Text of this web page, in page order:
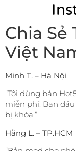
Chia Sẻ
Việt
Minh T. – Hà Nội
“Tôi dùng bản
miễn phí. Ban
bị khóa.”
Hằng L. – TP.HCM